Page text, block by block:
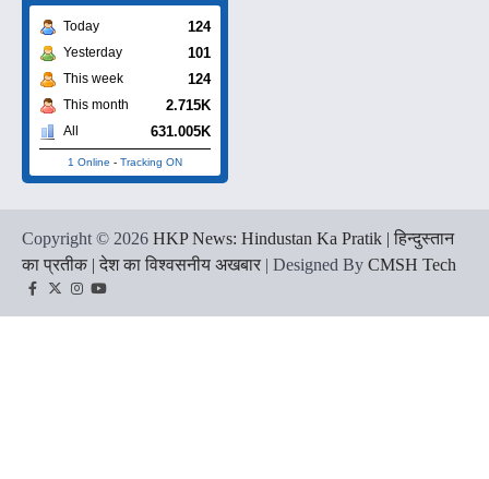
Today 124
Yesterday 101
This week 124
This month 2.715K
All 631.005K
1 Online - Tracking ON
Copyright © 2026 HKP News: Hindustan Ka Pratik | हिन्दुस्तान
का प्रतीक | देश का विश्वसनीय अखबार | Designed By CMSH Tech
Facebook
TwitterInstagram
YouTube